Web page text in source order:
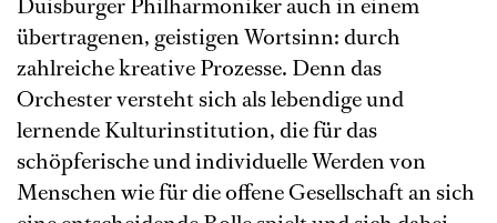
Duisburger Philharmoniker auch in einem
übertragenen, geistigen Wortsinn: durch
zahlreiche kreative Prozesse. Denn das
Orchester versteht sich als lebendige und
lernende Kulturinstitution, die für das
schöpferische und individuelle Werden von
Menschen wie für die offene Gesellschaft an sich